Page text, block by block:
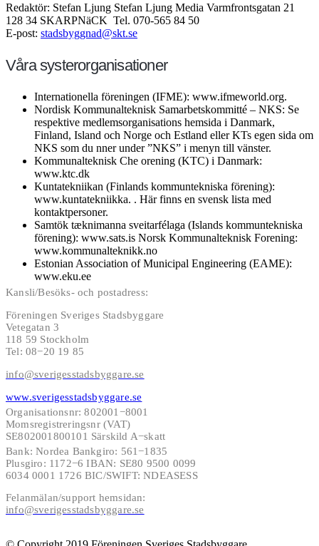
Redaktör: Stefan Ljung Stefan Ljung Media Varmfrontsgatan 21
128 34 SKARPNäCK Tel. 070-565 84 50
E-post: stadsbyggnad@skt.se
Våra systerorganisationer
Internationella föreningen (IFME): www.ifmeworld.org.
Nordisk Kommunalteknisk Samarbetskommitté – NKS: Se
respektive medlemsorganisations hemsida i Danmark,
Finland, Island och Norge och Estland eller KTs egen sida om
NKS som du nner under ”NKS” i menyn till vänster.
Kommunalteknisk Che orening (KTC) i Danmark:
www.ktc.dk
Kuntatekniikan (Finlands kommuntekniska förening):
www.kuntatekniikka. . Här finns en svensk lista med
kontaktpersoner.
Samtök tæknimanna sveitarfélaga (Islands kommuntekniska
förening): www.sats.is Norsk Kommunalteknisk Forening:
www.kommunalteknikk.no
Estonian Association of Municipal Engineering (EAME):
www.eku.ee
Kansli/Besöks- och postadress:
Föreningen Sveriges Stadsbyggare
Vetegatan 3
118 59 Stockholm
Tel: 08−20 19 85
info@sverigesstadsbyggare.se
www.sverigesstadsbyggare.se
Organisationsnr: 802001−8001
Momsregistreringsnr (VAT)
SE802001800101 Särskild A−skatt
Bank: Nordea Bankgiro: 561−1835
Plusgiro: 1172−6 IBAN: SE80 9500 0099
6034 0001 1726 BIC/SWIFT: NDEASESS
Felanmälan/support hemsidan:
info@sverigesstadsbyggare.se